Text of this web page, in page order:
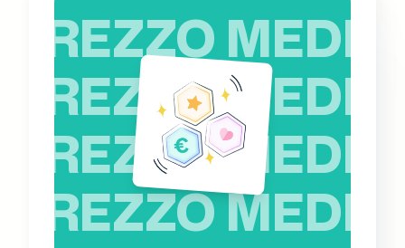
PREZZO MEDIO
PREZZO MEDIO
PREZZO MEDIO
PREZZO MEDIO